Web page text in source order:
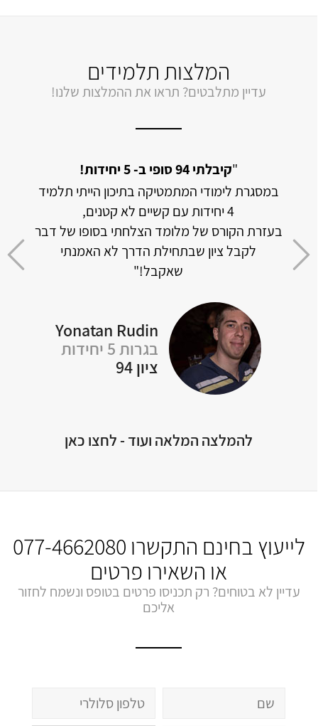
המלצות תלמידים
עדיין מתלבטים? תראו את ההמלצות שלנו!
"קיבלתי 94 סופי ב- 5 יחידות!
במסגרת לימודי המתמטיקה בתיכון הייתי תלמיד
4 יחידות עם קשיים לא קטנים,
בעזרת הקורס של מלומד הצלחתי בסופו של דבר
לקבל ציון שבתחילת הדרך לא האמנתי
שאקבל!"
Yonatan Rudin
בגרות 5 יחידות
ציון 94
להמלצה המלאה ועוד - לחצו כאן
לייעוץ בחינם התקשרו 077-4662080
או השאירו פרטים
עדיין לא בטוחים? רק תכניסו פרטים בטופס ונשמח לחזור
אליכם